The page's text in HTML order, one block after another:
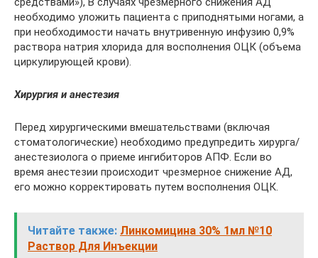
необходимо уложить пациента с приподнятыми ногами, а
при необходимости начать внутривенную инфузию 0,9%
раствора натрия хлорида для восполнения ОЦК (объема
циркулирующей крови).
Хирургия и анестезия
Перед хирургическими вмешательствами (включая
стоматологические) необходимо предупредить хирурга/
анестезиолога о приеме ингибиторов АПФ. Если во
время анестезии происходит чрезмерное снижение АД,
его можно корректировать путем восполнения ОЦК.
Читайте также: Линкомицина 30% 1мл №10
Раствор Для Инъекции